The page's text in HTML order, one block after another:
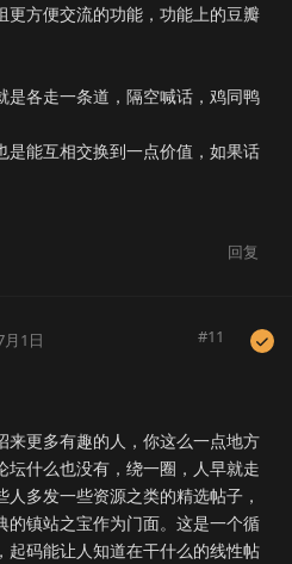
更方便交流的功能，功能上的豆瓣
各走一条道，隔空喊话，鸡同鸭
是能互相交换到一点价值，如果话
回复
1日 #11
来更多有趣的人，你这么一点地方
什么也没有，绕一圈，人早就走
多发一些资源之类的精选帖子，
的镇站之宝作为门面。这是一个循
起码能让人知道在干什么的线性帖